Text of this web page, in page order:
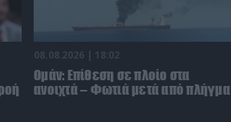
08.08.2026 | 18:02
Ομάν: Επίθεση σε πλοίο στα
ανοιχτά – Φωτιά μετά από πλήγμα